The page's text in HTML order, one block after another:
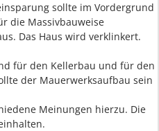
sollte im Vordergrund
die Massivbauweise
Das Haus wird verklinkert.
für den Kellerbau und für den
der Mauerwerksaufbau sein
Meinungen hierzu. Die